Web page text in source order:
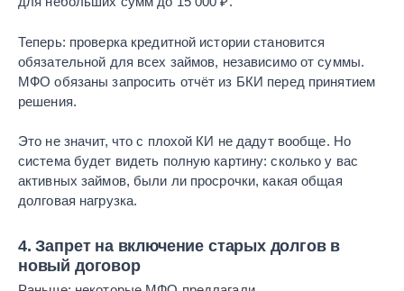
Теперь: проверка кредитной истории становится
обязательной для всех займов, независимо от суммы.
МФО обязаны запросить отчёт из БКИ перед принятием
решения.
Это не значит, что с плохой КИ не дадут вообще. Но
система будет видеть полную картину: сколько у вас
активных займов, были ли просрочки, какая общая
долговая нагрузка.
4. Запрет на включение старых долгов в
новый договор